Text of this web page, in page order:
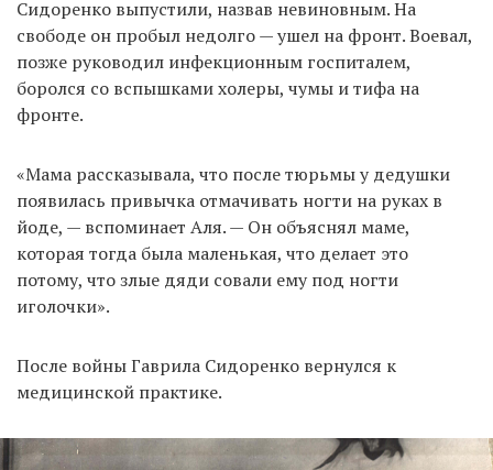
Сидоренко выпустили, назвав невиновным. На
свободе он пробыл недолго — ушел на фронт. Воевал,
позже руководил инфекционным госпиталем,
боролся со вспышками холеры, чумы и тифа на
фронте.
«Мама рассказывала, что после тюрьмы у дедушки
появилась привычка отмачивать ногти на руках в
йоде, — вспоминает Аля. — Он объяснял маме,
которая тогда была маленькая, что делает это
потому, что злые дяди совали ему под ногти
иголочки».
После войны Гаврила Сидоренко вернулся к
медицинской практике.